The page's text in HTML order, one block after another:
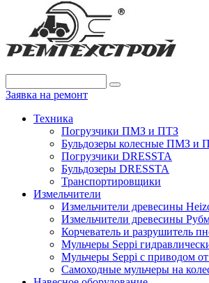
Заявка на ремонт
Техника
Погрузчики ПМЗ и ПТЗ
Бульдозеры колесные ПМЗ и
Погрузчики DRESSTA
Бульдозеры DRESSTA
Транспортировщики
Измельчители
Измельчители древесины
Измельчители древесины
Корчеватель и разрушитель
Мульчеры Seppi
Мульчеры Seppi с приводом
Самоходные мульчеры на